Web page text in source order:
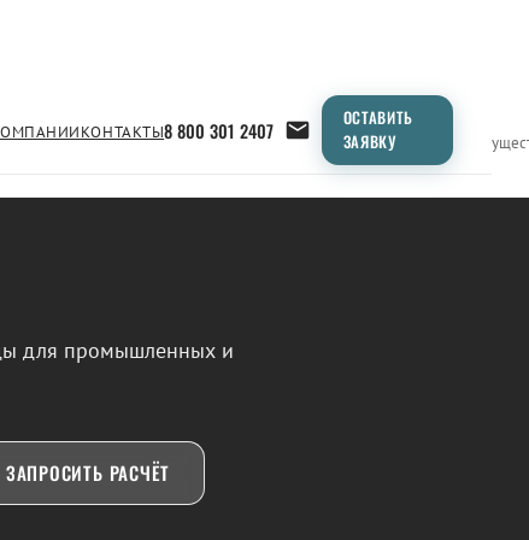
КОНТАКТЫ8 800 301 2407
ОСТАВИТЬ
ЗАЯВКУ
Применение Продукция ТипоразмерыСравнение
для промышленных и
ЗАПРОСИТЬ РАСЧЁТ